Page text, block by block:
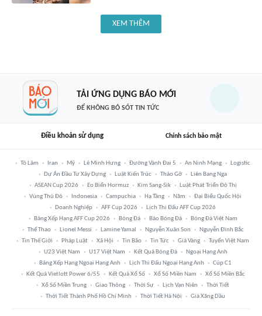
XEM THÊM
TẢI ỨNG DỤNG BÁO MỚI
ĐỂ KHÔNG BỎ SÓT TIN TỨC
Điều khoản sử dụng Chính sách bảo mật
Tô Lâm Iran Mỹ Lê Minh Hưng Đường Vành Đai 5 An Ninh Mạng
Logistic
Dự Án Đầu Tư Xây Dựng
Luật Kiến Trúc Tháo Gỡ
Liên Bang Nga
ASEAN Cup 2026
Eo Biển Hormuz Kim Sang-Sik
Luật Phát Triển Đô Thị
Vùng Thủ Đô
Indonesia Campuchia Hạ Tầng Năm
Đại Biểu Quốc Hội
Doanh Nghiệp
AFF Cup 2026
Lịch Thi Đấu AFF Cup 2026
Bảng Xếp Hạng AFF Cup 2026
Bóng Đá Báo Bóng Đá
Bóng Đá Việt Nam
Thể Thao
Lionel Messi Lamine Yamal Nguyễn Xuân Son
Nguyễn Đình Bắc
Tin Thế Giới
Pháp Luật Xã Hội Tin Bão Tin Tức Giá Vàng
Tuyển Việt Nam
U23 Việt Nam
U17 Việt Nam Kết Quả Bóng Đá
Ngoại Hạng Anh
Bảng Xếp Hạng Ngoại Hạng Anh
Lịch Thi Đấu Ngoại Hạng Anh
Cúp C1
Kết Quả Vietlott Power 6/55
Kết Quả Xổ Số Xổ Số Miền Nam
Xổ Số Miền Bắc
Xổ Số Miền Trung
Giao Thông Thời Sự Lịch Vạn Niên
Thời Tiết
Thời Tiết Thành Phố Hồ Chí Minh
Thời Tiết Hà Nội Giá Xăng Dầu